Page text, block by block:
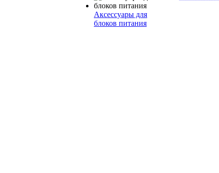
Аксессуары для
блоков питания